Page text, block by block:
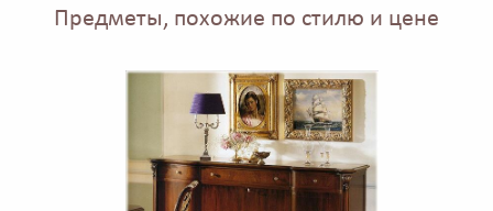
Предметы, похожие по стилю и цене